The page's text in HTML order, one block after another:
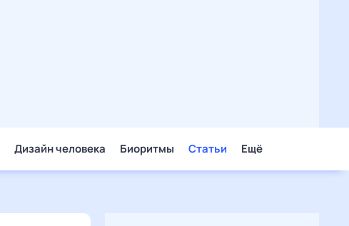
Дизайн человека Биоритмы Статьи Ещё